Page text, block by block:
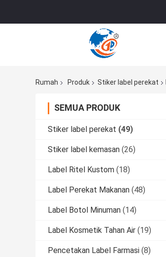
Rumah Produk Stiker label perekat
SEMUA PRODUK
Stiker label perekat (49)
Stiker label kemasan (26)
Label Ritel Kustom (18)
Label Perekat Makanan (48)
Label Botol Minuman (14)
Label Kosmetik Tahan Air (19)
Pencetakan Label Farmasi (8)